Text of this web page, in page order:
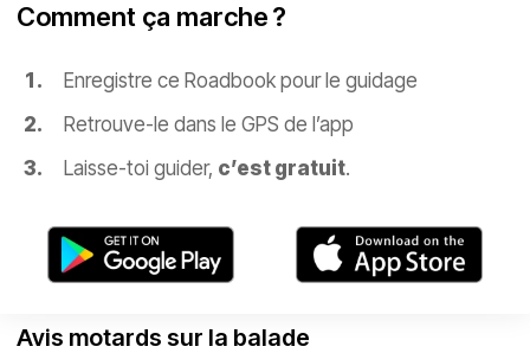
Comment ça marche ?
Enregistre ce Roadbook pour le guidage
Retrouve-le dans le GPS de l’app
Laisse-toi guider, c’est gratuit.
Avis motards sur la balade